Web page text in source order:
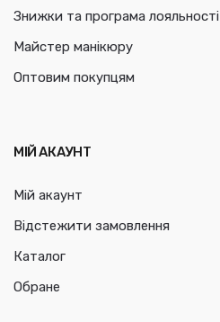
Знижки та програма лояльності
Майстер манікюру
Оптовим покупцям
МІЙ АКАУНТ
Мій акаунт
Відстежити замовлення
Каталог
Обране